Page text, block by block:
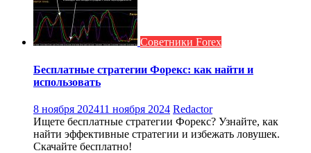
Советники Forex
Бесплатные стратегии Форекс: как найти и
использовать
8 ноября 202411 ноября 2024 Redactor
Ищете бесплатные стратегии Форекс? Узнайте, как
найти эффективные стратегии и избежать ловушек.
Скачайте бесплатно!